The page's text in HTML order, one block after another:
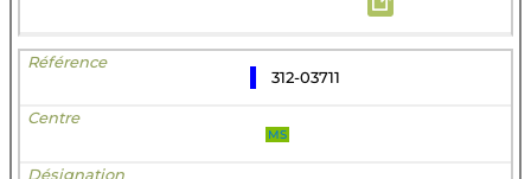
312-03711
MS